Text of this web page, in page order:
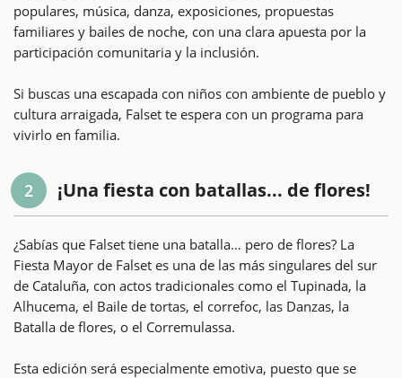
populares, música, danza, exposiciones, propuestas
familiares y bailes de noche, con una clara apuesta por la
participación comunitaria y la inclusión.
Si buscas una escapada con niños con ambiente de pueblo y
cultura arraigada, Falset te espera con un programa para
vivirlo en familia.
2 ¡Una fiesta con batallas... de flores!
¿Sabías que Falset tiene una batalla… pero de flores? La
Fiesta Mayor de Falset es una de las más singulares del sur
de Cataluña, con actos tradicionales como el Tupinada, la
Alhucema, el Baile de tortas, el correfoc, las Danzas, la
Batalla de flores, o el Corremulassa.
Esta edición será especialmente emotiva, puesto que se